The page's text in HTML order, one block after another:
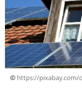
© https://pixabay.com/